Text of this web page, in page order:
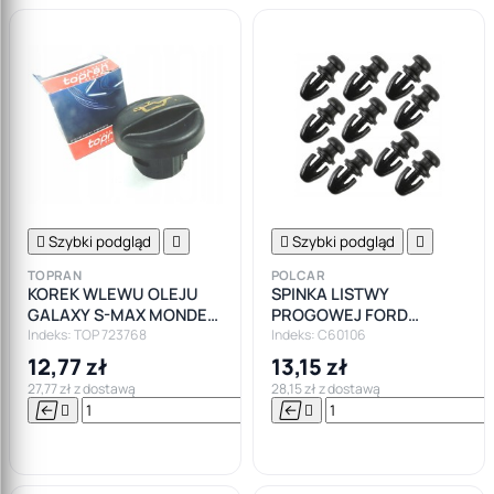
 Szybki podgląd 
TOPRAN
KOREK WLEWU OLEJU
GALAXY S-MAX MONDEO
IV 2.0 TDCI
Indeks: TOP 723768
12,77 zł
27,77 zł z dostawą
  

 Szybki podgląd 
POLCAR
SPINKA LISTWY
PROGOWEJ FORD
MONDEO MK1 MK2 MK3
MK4
Indeks: C60106
13,15 zł
28,15 zł z dostawą
 